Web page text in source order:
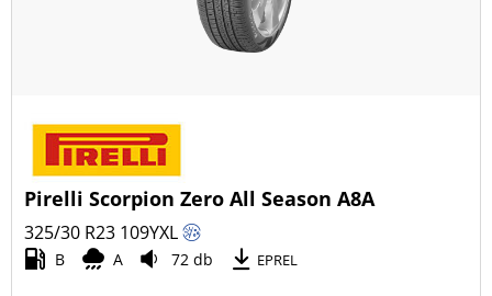
Pirelli Scorpion Zero All Season A8A
325/30 R23 109YXL
B A 72 db EPREL